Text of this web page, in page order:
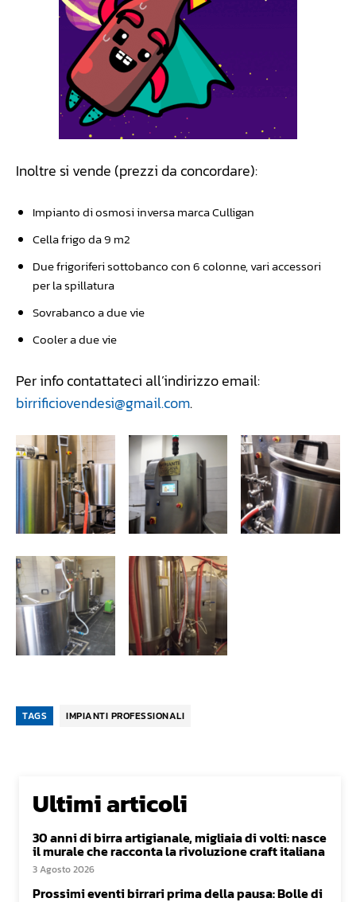
Inoltre si vende (prezzi da concordare):
Impianto di osmosi inversa marca Culligan
Cella frigo da 9 m2
Due frigoriferi sottobanco con 6 colonne, vari accessori
per la spillatura
Sovrabanco a due vie
Cooler a due vie
Per info contattateci all’indirizzo email:
birrificiovendesi@gmail.com.
TAGS IMPIANTI PROFESSIONALI
Ultimi articoli
30 anni di birra artigianale, migliaia di volti: nasce
il murale che racconta la rivoluzione craft italiana
3 Agosto 2026
Prossimi eventi birrari prima della pausa: Bolle di